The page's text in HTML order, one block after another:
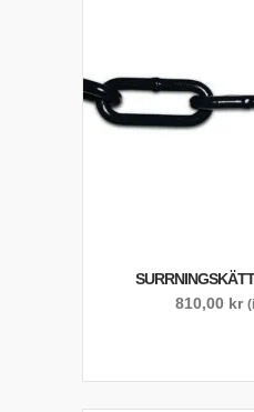
810,00 kr